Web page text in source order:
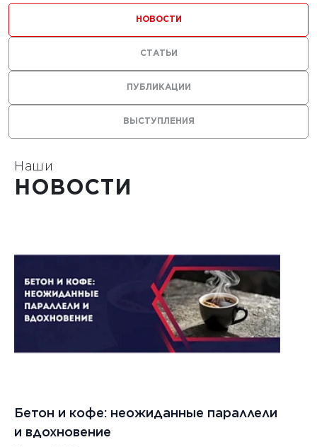
1
ВЫСТУПЛЕНИЯ
ПУБЛИКАЦИИ
НОВОСТИ
СТАТЬИ
Наши
НОВОСТИ
Бетон и кофе: неожиданные параллели
и вдохновение